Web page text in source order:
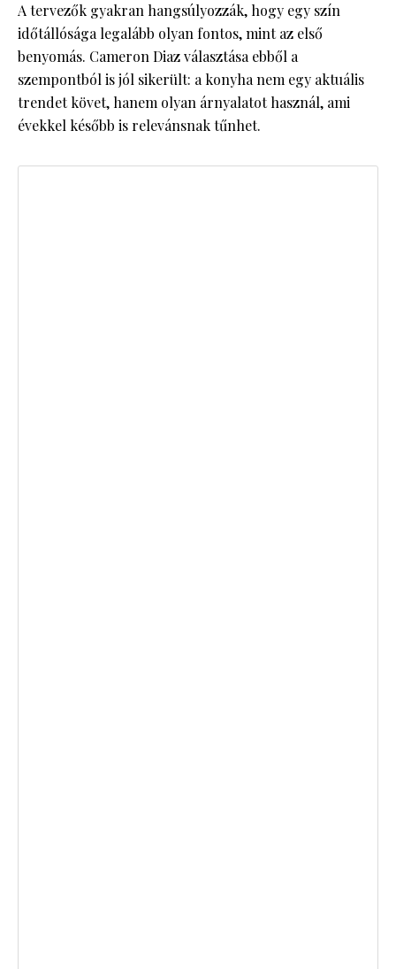
A tervezők gyakran hangsúlyozzák, hogy egy szín
időtállósága legalább olyan fontos, mint az első
benyomás. Cameron Diaz választása ebből a
szempontból is jól sikerült: a konyha nem egy aktuális
trendet követ, hanem olyan árnyalatot használ, ami
évekkel később is relevánsnak tűnhet.